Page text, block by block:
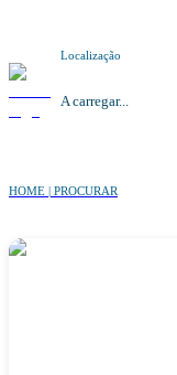
Localização
A carregar...
HOME | PROCURAR